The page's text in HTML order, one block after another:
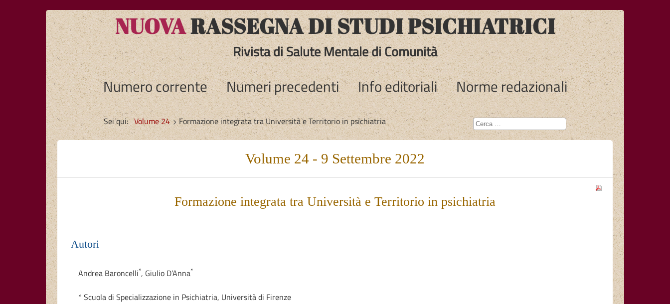
NUOVARASSEGNA DI STUDI PSICHIATRICI
Rivista di Salute Mentale di Comunità
Numero corrente Numeri precedenti Info editoriali Norme redazionali
Sei qui:Volume 24 Formazione integrata tra Università e Territorio in psichiatria
Volume 24 - 9 Settembre 2022
Formazione integrata tra Università e Territorio in psichiatria
Autori
Andrea Baroncelli*, Giulio D’Anna*
* Scuola di Specializzazione in Psichiatria, Università di Firenze